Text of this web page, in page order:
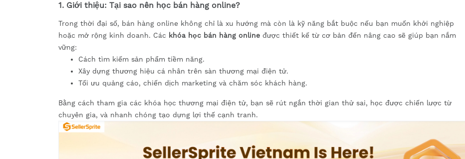
1. Giới thiệu: Tại sao nên học bán hàng online?
Trong thời đại số, bán hàng online không chỉ là xu hướng mà còn là kỹ năng bắt buộc nếu bạn muốn khởi nghiệp
hoặc mở rộng kinh doanh. Các khóa học bán hàng online được thiết kế từ cơ bản đến nâng cao sẽ giúp bạn nắm
vững:
Cách tìm kiếm sản phẩm tiềm năng.
Xây dựng thương hiệu cá nhân trên sàn thương mại điện tử.
Tối ưu quảng cáo, chiến dịch marketing và chăm sóc khách hàng.
Bằng cách tham gia các khóa học thương mại điện tử, bạn sẽ rút ngắn thời gian thử sai, học được chiến lược từ
chuyên gia, và nhanh chóng tạo dựng lợi thế cạnh tranh.